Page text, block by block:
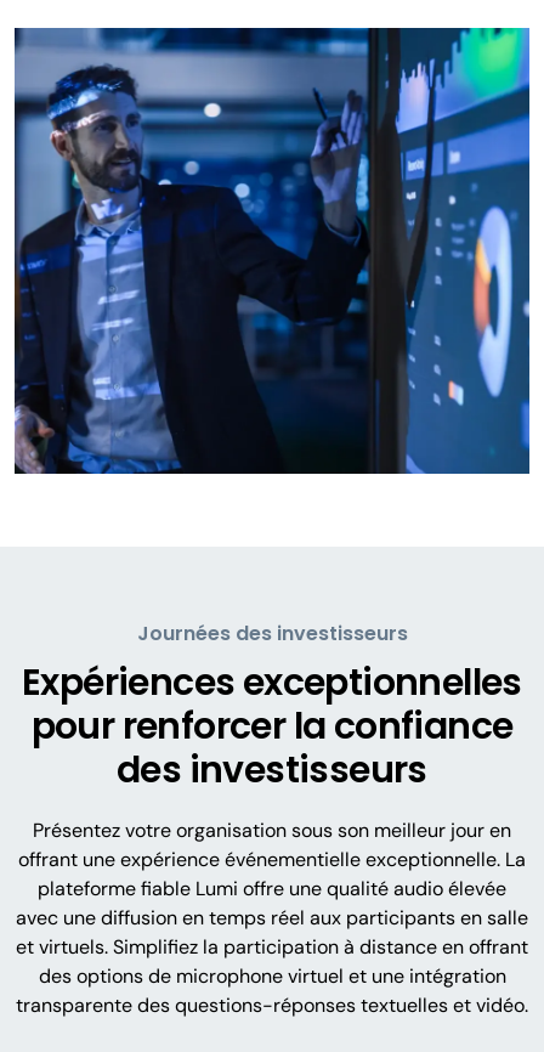
Journées des investisseurs
Expériences exceptionnelles
pour renforcer la confiance
des investisseurs
Présentez votre organisation sous son meilleur jour en
offrant une expérience événementielle exceptionnelle. La
plateforme fiable Lumi offre une qualité audio élevée
avec une diffusion en temps réel aux participants en salle
et virtuels. Simplifiez la participation à distance en offrant
des options de microphone virtuel et une intégration
transparente des questions-réponses textuelles et vidéo.